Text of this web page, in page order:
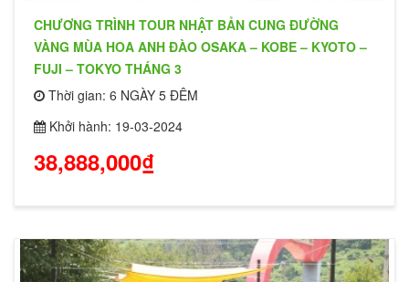
CHƯƠNG TRÌNH TOUR NHẬT BẢN CUNG ĐƯỜNG
VÀNG MÙA HOA ANH ĐÀO OSAKA – KOBE – KYOTO –
FUJI – TOKYO THÁNG 3
Thời gian: 6 NGÀY 5 ĐÊM
Khởi hành: 19-03-2024
38,888,000₫